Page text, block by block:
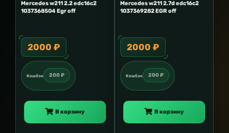
Mercedes w211 2.2 edc16c2
1037368504 Egr off
2000 ₽
Кешбэк 200 ₽
В корзину
Mercedes w211 2.7d edc16c2
1037369282 EGR off
2000 ₽
Кешбэк 200 ₽
В корзину